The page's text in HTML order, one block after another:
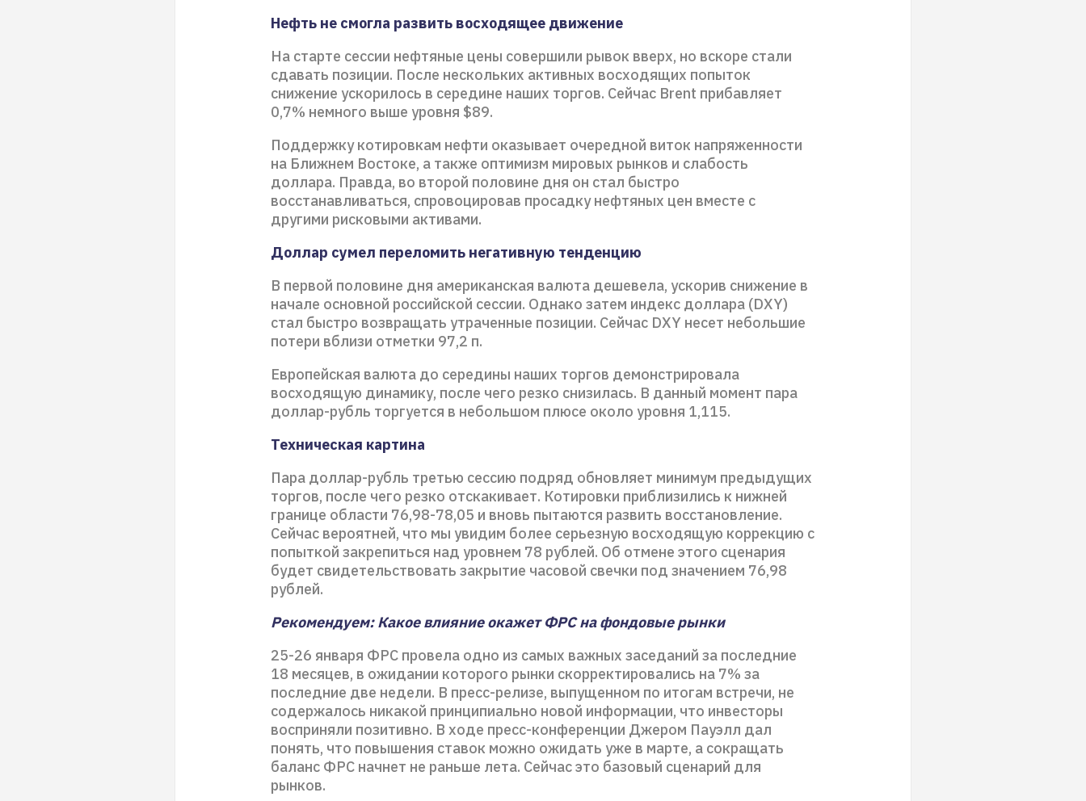
Нефть не смогла развить восходящее движение
На старте сессии нефтяные цены совершили рывок вверх, но вскоре стали
сдавать позиции. После нескольких активных восходящих попыток
снижение ускорилось в середине наших торгов. Сейчас Brent прибавляет
0,7% немного выше уровня $89.
Поддержку котировкам нефти оказывает очередной виток напряженности
на Ближнем Востоке, а также оптимизм мировых рынков и слабость
доллара. Правда, во второй половине дня он стал быстро
восстанавливаться, спровоцировав просадку нефтяных цен вместе с
другими рисковыми активами.
Доллар сумел переломить негативную тенденцию
В первой половине дня американская валюта дешевела, ускорив снижение в
начале основной российской сессии. Однако затем индекс доллара (DXY)
стал быстро возвращать утраченные позиции. Сейчас DXY несет небольшие
потери вблизи отметки 97,2 п.
Европейская валюта до середины наших торгов демонстрировала
восходящую динамику, после чего резко снизилась. В данный момент пара
доллар-рубль торгуется в небольшом плюсе около уровня 1,115.
Техническая картина
Пара доллар-рубль третью сессию подряд обновляет минимум предыдущих
торгов, после чего резко отскакивает. Котировки приблизились к нижней
границе области 76,98-78,05 и вновь пытаются развить восстановление.
Сейчас вероятней, что мы увидим более серьезную восходящую коррекцию с
попыткой закрепиться над уровнем 78 рублей. Об отмене этого сценария
будет свидетельствовать закрытие часовой свечки под значением 76,98
рублей.
Рекомендуем: Какое влияние окажет ФРС на фондовые рынки
25-26 января ФРС провела одно из самых важных заседаний за последние
18 месяцев, в ожидании которого рынки скорректировались на 7% за
последние две недели. В пресс-релизе, выпущенном по итогам встречи, не
содержалось никакой принципиально новой информации, что инвесторы
восприняли позитивно. В ходе пресс-конференции Джером Пауэлл дал
понять, что повышения ставок можно ожидать уже в марте, а сокращать
баланс ФРС начнет не раньше лета. Сейчас это базовый сценарий для
рынков.